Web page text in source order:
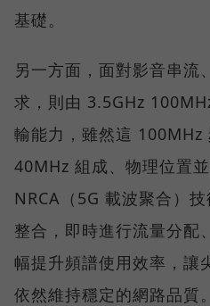
基礎。
另一方面，面對影音串流
求，則由 3.5GHz
輸能力，雖然這 100MHz
40MHz 組成、物理位置
NRCA（5G 載波聚合）
整合，即時進行流量分配
幅提升頻譜使用效率，讓
依然維持穩定的網路品質。